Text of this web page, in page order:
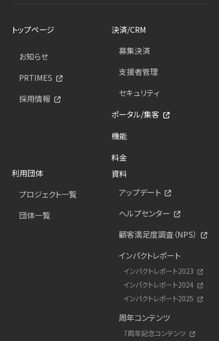
トップページ
お知らせ
PRTIMES
採用情報
決済/CRM
募集決済
支援者管理
セキュリティ
ポータル/集客
機能
料金
利用団体
プロジェクト一覧
団体一覧
資料
アップデート
ヘルプセンター
顧客満足度調査（NPS）
インパクトレポート
インパクトレポート2023
インパクトレポート2024
インパクトレポート2025
周年コンテンツ
7周年記念コンテンツ